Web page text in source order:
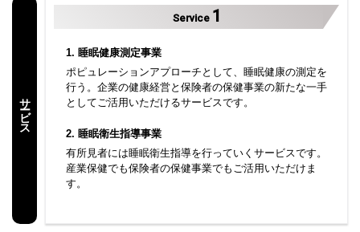
サービス
Service 1
1. 睡眠健康測定事業
ポピュレーションアプローチとして、睡眠健康の測定を
行う。企業の健康経営と保険者の保健事業の新たな一手
としてご活用いただけるサービスです。
2. 睡眠衛生指導事業
有所見者には睡眠衛生指導を行っていくサービスです。
産業保健でも保険者の保健事業でもご活用いただけま
す。